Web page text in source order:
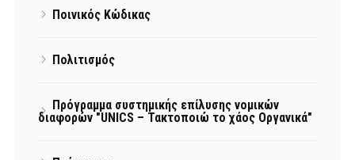
Ποινικός Κώδικας
Πολιτισμός
Πρόγραμμα συστημικής επίλυσης νομικών
διαφορών "UNICS – Τακτοποιώ το χάος Οργανικά"